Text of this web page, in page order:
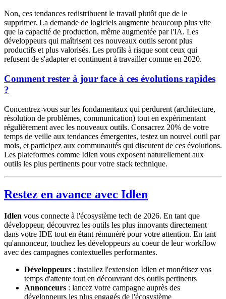
Non, ces tendances redistribuent le travail plutôt que de le
supprimer. La demande de logiciels augmente beaucoup plus vite
que la capacité de production, même augmentée par l'IA. Les
développeurs qui maîtrisent ces nouveaux outils seront plus
productifs et plus valorisés. Les profils à risque sont ceux qui
refusent de s'adapter et continuent à travailler comme en 2020.
Comment rester à jour face à ces évolutions rapides
?
Concentrez-vous sur les fondamentaux qui perdurent (architecture,
résolution de problèmes, communication) tout en expérimentant
régulièrement avec les nouveaux outils. Consacrez 20% de votre
temps de veille aux tendances émergentes, testez un nouvel outil par
mois, et participez aux communautés qui discutent de ces évolutions.
Les plateformes comme Idlen vous exposent naturellement aux
outils les plus pertinents pour votre stack technique.
Restez en avance avec Idlen
Idlen vous connecte à l'écosystème tech de 2026. En tant que
développeur, découvrez les outils les plus innovants directement
dans votre IDE tout en étant rémunéré pour votre attention. En tant
qu'annonceur, touchez les développeurs au coeur de leur workflow
avec des campagnes contextuelles performantes.
Développeurs : installez l'extension Idlen et monétisez vos
temps d'attente tout en découvrant des outils pertinents
Annonceurs : lancez votre campagne auprès des
développeurs les plus engagés de l'écosystème